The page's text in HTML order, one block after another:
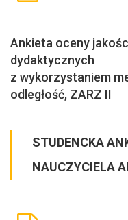
Ankieta oceny
dydaktycznych
z wykorzystaniem
odległość, ZARZ II
STUDENCKA
NAUCZYCIELA